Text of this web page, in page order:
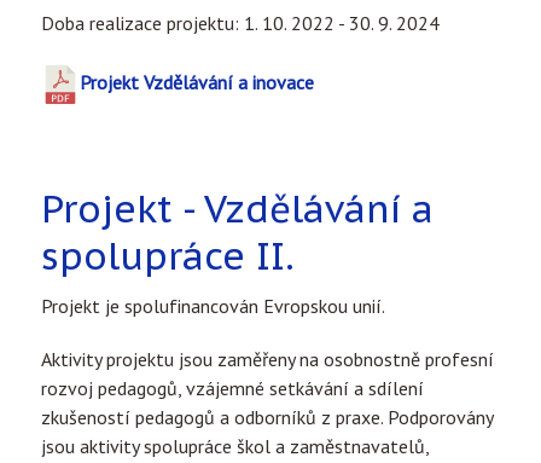
Doba realizace projektu: 1. 10. 2022 - 30. 9. 2024
Projekt Vzdělávání a inovace
Projekt - Vzdělávání a
spolupráce II.
Projekt je spolufinancován Evropskou unií.
Aktivity projektu jsou zaměřeny na osobnostně profesní
rozvoj pedagogů, vzájemné setkávání a sdílení
zkušeností pedagogů a odborníků z praxe. Podporovány
jsou aktivity spolupráce škol a zaměstnavatelů,